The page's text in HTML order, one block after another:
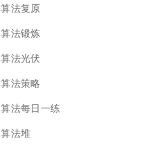
算法复原
算法锻炼
算法光伏
算法策略
算法每日一练
算法堆